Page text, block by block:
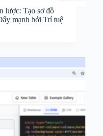
lược: Tạo sơ đồ
mạnh bởi Trí tuệ